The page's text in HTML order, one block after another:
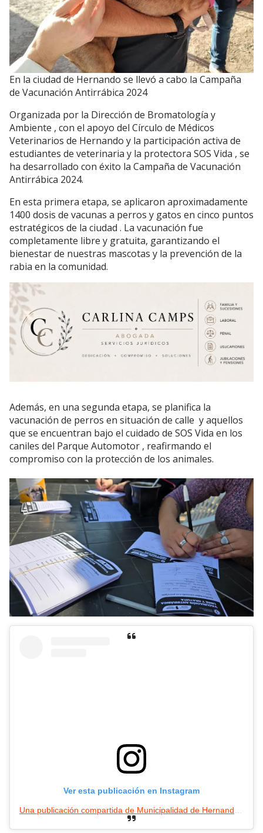
En la ciudad de Hernando se llevó a cabo la Campaña
de Vacunación Antirrábica 2024
Organizada por la Dirección de Bromatología y
Ambiente , con el apoyo del Círculo de Médicos
Veterinarios de Hernando y la participación activa de
estudiantes de veterinaria y la protectora SOS Vida , se
ha desarrollado con éxito la Campaña de Vacunación
Antirrábica 2024.
En esta primera etapa, se aplicaron aproximadamente
1400 dosis de vacunas a perros y gatos en cinco puntos
estratégicos de la ciudad . La vacunación fue
completamente libre y gratuita, garantizando el
bienestar de nuestras mascotas y la prevención de la
rabia en la comunidad.
Además, en una segunda etapa, se planifica la
vacunación de perros en situación de calle y aquellos
que se encuentran bajo el cuidado de SOS Vida en los
caniles del Parque Automotor , reafirmando el
compromiso con la protección de los animales.
Ver esta publicación en Instagram